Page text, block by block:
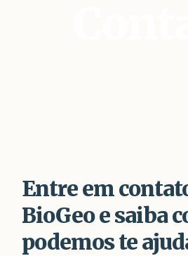
Entre em
BioGeo e saiba
podemos te